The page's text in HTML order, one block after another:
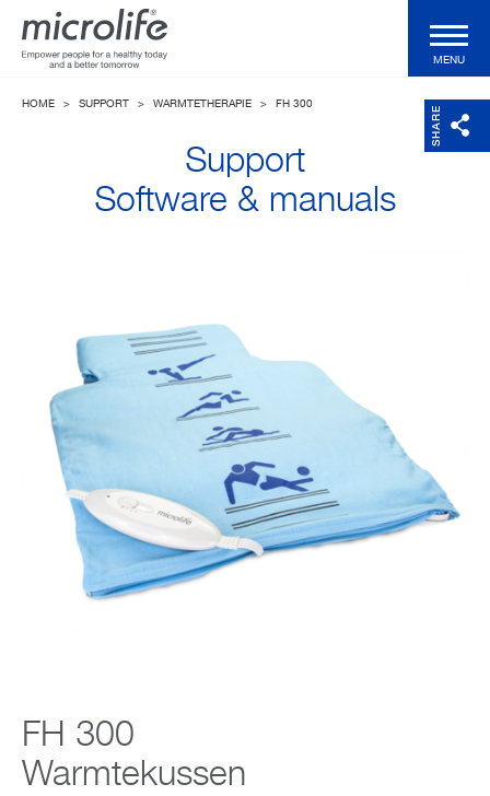
Voor de professional
Technologieën
Health Magazine
Support
Over Microlife
MENU
SHARE
HOME > SUPPORT > WARMTETHERAPIE > FH 300
Support
Software & manuals
FH 300
Warmtekussen